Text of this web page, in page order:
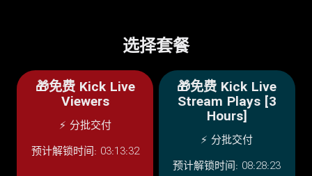
选择套餐
🎁免费 Kick Live
Viewers
⚡ 分批交付
预计解锁时间: 03:13:32
🎁免费 Kick Live
Stream Plays [3
Hours]
⚡ 分批交付
预计解锁时间: 08:28:23